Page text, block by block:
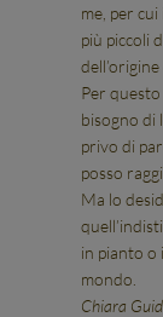
me, per
più piccoli
Per
bisogno di
privo di
posso
Ma lo
in pianto o
mondo.
Chiara